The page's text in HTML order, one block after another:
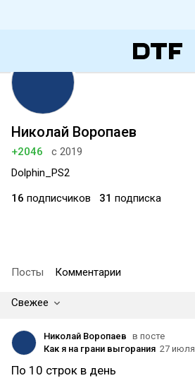
Николай Воропаев
+2046
с 2019
Dolphin_PS2
16 подписчиков 31 подписка
Посты Комментарии
Свежее
Николай Воропаев в посте
Как я на грани выгорания 27 июля
По 10 строк в день